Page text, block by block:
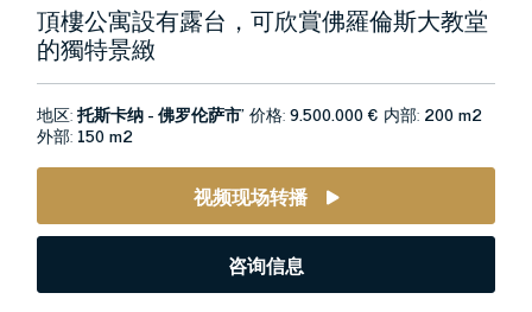
頂樓公寓設有露台，可欣賞佛羅倫斯大教堂
的獨特景緻
地区:托斯卡纳 - 佛罗伦萨市’价格:9.500.000 € 内部: 200 m2
外部: 150 m2
视频现场转播
咨询信息